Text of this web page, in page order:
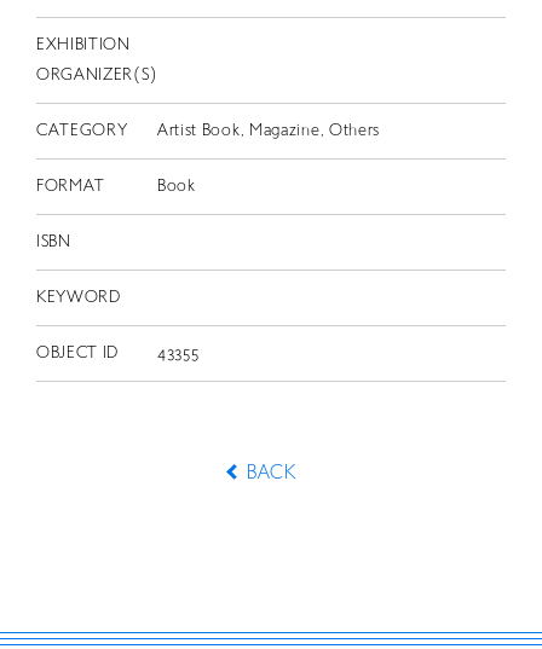
EXHIBITION
ORGANIZER(S)
CATEGORY Artist Book, Magazine, Others
FORMAT Book
ISBN
KEYWORD
OBJECT ID 43355
BACK